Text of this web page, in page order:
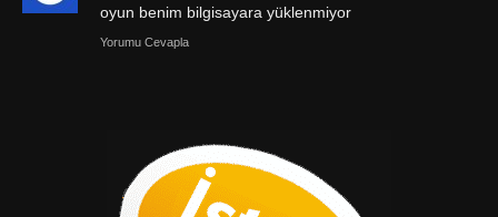
oyun benim bilgisayara yüklenmiyor
Yorumu Cevapla